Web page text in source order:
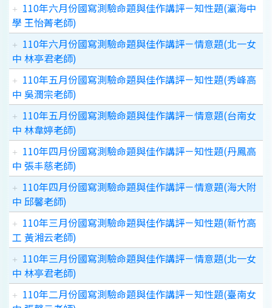
110年六月份國寫測驗命題與佳作講評－知性題(瀛海中
學 王怡菁老師)
110年六月份國寫測驗命題與佳作講評－情意題(北一女
中 林亭君老師)
110年五月份國寫測驗命題與佳作講評－知性題(秀峰高
中 吳潤宗老師)
110年五月份國寫測驗命題與佳作講評－情意題(台南女
中 林韋婷老師)
110年四月份國寫測驗命題與佳作講評－知性題(丹鳳高
中 張丰慈老師)
110年四月份國寫測驗命題與佳作講評－情意題(海大附
中 邱馨老師)
110年三月份國寫測驗命題與佳作講評－知性題(新竹高
工 黃湘云老師)
110年三月份國寫測驗命題與佳作講評－情意題(北一女
中 林亭君老師)
110年二月份國寫測驗命題與佳作講評－知性題(臺南女